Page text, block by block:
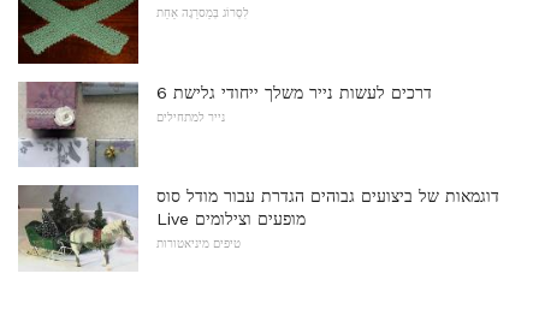
לִסְרוֹג בְּמַסרֵגָה אַחַת
6 דרכים לעשות נייר משלך ייחודי גלישת
נייר למתחילים
דוגמאות של ביצועים גבוהים הגדרת עבור מודל סוס
Live מופעים וצילומים
טיפים מיניאטורות